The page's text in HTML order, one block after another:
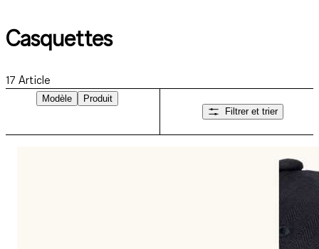
Casquettes
17 Article
Modèle
Produit
Filtrer et trier